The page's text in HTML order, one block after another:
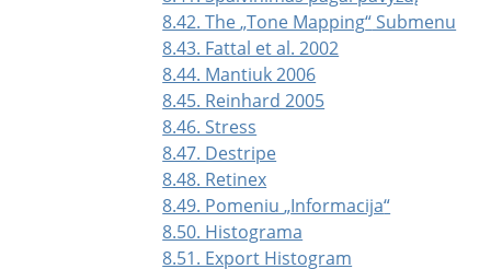
8.42. The„Tone Mapping“Submenu
8.43. Fattal et al. 2002
8.44. Mantiuk 2006
8.45. Reinhard 2005
8.46. Stress
8.47. Destripe
8.48. Retinex
8.49. Pomeniu„Informacija“
8.50. Histograma
8.51. Export Histogram